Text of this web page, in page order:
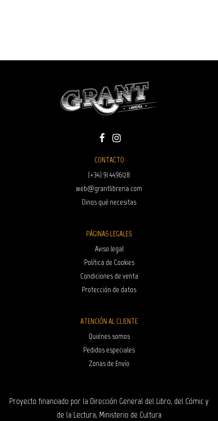
CONTACTO
(+34) 91 4496128
web@grantlibreria.com
Dinos qué necesitas
PÁGINAS LEGALES
Aviso legal
Política de Cookies
Condiciones de venta
Protección de datos
ATENCIÓN AL CLIENTE
Quiénes somos
Pedidos especiales
Zonas de Envío
Proyecto financiado por la Dirección General del Libro, del Cómic y
de la Lectura, Ministerio de Cultura